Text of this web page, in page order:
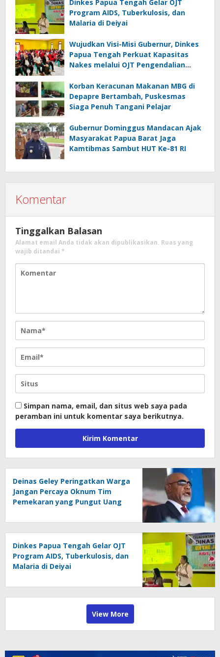
Dinkes Papua Tengah Gelar OJT
Program AIDS, Tuberkulosis, dan
Malaria di Deiyai
Wujudkan Visi-Misi Gubernur, Dinkes
Papua Tengah Perkuat Kapasitas
Nakes melalui OJT Pengendalian
Korban Keracunan Makanan MBG di
Depapre Bertambah, Puskesmas
Siaga Penuh Tangani Pelajar
Gubernur Dominggus Mandacan Ajak
Masyarakat Papua Barat Jaga
Kamtibmas Sambut HUT Ke-81 RI
Komentar
Tinggalkan Balasan
Alamat email Anda tidak akan dipublikasikan. Ruas yang
wajib ditandai *
Simpan nama, email, dan situs web saya pada
peramban ini untuk komentar saya berikutnya.
Deinas Geley Peringatkan Warga
Jangan Percaya Oknum Tim
Pemekaran yang Pungut Uang
Dinkes Papua Tengah Gelar OJT
Program AIDS, Tuberkulosis, dan
Malaria di Deiyai
View More